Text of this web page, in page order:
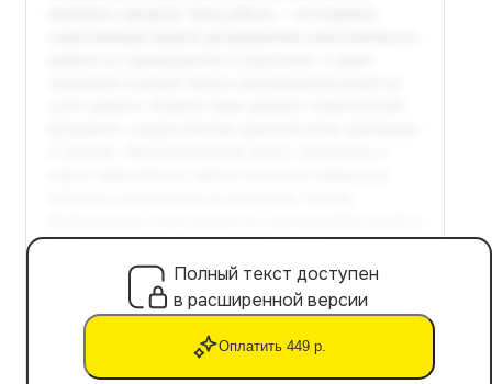
Полный текст доступен
в расширенной версии
Оплатить 449 р.